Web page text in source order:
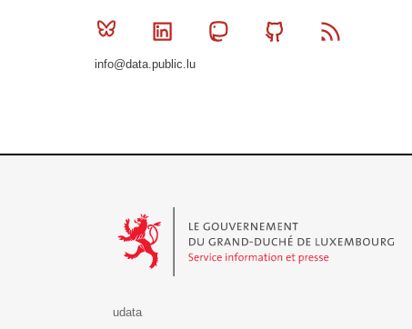
Bluesky Linkedin MastodonGithub
info@data.public.lu
udata